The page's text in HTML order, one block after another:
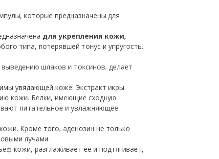
которые предназначены для
для укрепления кожи,
типа, потерявшей тонус и упругость.
шлаков и токсинов, делает
увядающей коже. Экстракт икры
кожи. Белки, имеющие сходную
питательное и увлажняющее
Кроме того, аденозин не только
лучами.
кожи, разглаживает ее и подтягивает,